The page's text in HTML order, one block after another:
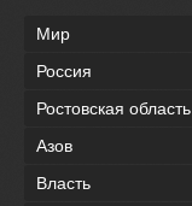
Мир
Россия
Ростовская область
Азов
Власть